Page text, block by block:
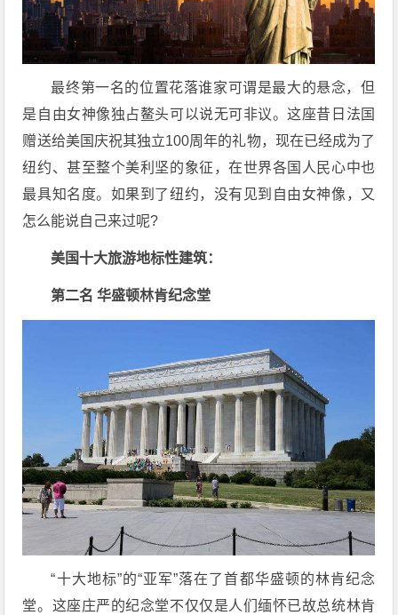
最终第一名的位置花落谁家可谓是最大的悬念，但
是自由女神像独占鳌头可以说无可非议。这座昔日法国
赠送给美国庆祝其独立100周年的礼物，现在已经成为了
纽约、甚至整个美利坚的象征，在世界各国人民心中也
最具知名度。如果到了纽约，没有见到自由女神像，又
怎么能说自己来过呢?
美国十大旅游地标性建筑：
第二名 华盛顿林肯纪念堂
“十大地标”的“亚军”落在了首都华盛顿的林肯纪念
堂。这座庄严的纪念堂不仅仅是人们缅怀已故总统林肯